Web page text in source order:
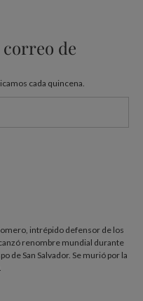
de
cada quincena.
intrépido defensor de los
renombre mundial durante
de San Salvador. Se murió por la